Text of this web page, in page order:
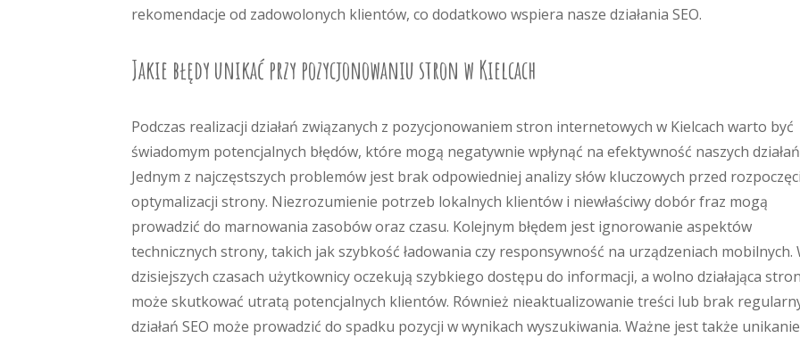
rekomendacje od zadowolonych klientów, co dodatkowo wspiera nasze działania SEO.
Jakie błędy unikać przy pozycjonowaniu stron w Kielcach
Podczas realizacji działań związanych z pozycjonowaniem stron internetowych w Kielcach warto być
świadomym potencjalnych błędów, które mogą negatywnie wpłynąć na efektywność naszych
Jednym z najczęstszych problemów jest brak odpowiedniej analizy słów kluczowych przed
optymalizacji strony. Niezrozumienie potrzeb lokalnych klientów i niewłaściwy dobór fraz mogą
prowadzić do marnowania zasobów oraz czasu. Kolejnym błędem jest ignorowanie aspektów
technicznych strony, takich jak szybkość ładowania czy responsywność na urządzeniach mobilnych.
dzisiejszych czasach użytkownicy oczekują szybkiego dostępu do informacji, a wolno działająca
może skutkować utratą potencjalnych klientów. Również nieaktualizowanie treści lub brak
działań SEO może prowadzić do spadku pozycji w wynikach wyszukiwania. Ważne jest także unikanie